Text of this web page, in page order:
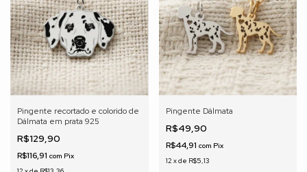
Pingente recortado e colorido de
Dálmata em prata 925
R$129,90
R$116,91 com Pix
Pingente Dálmata
R$49,90
R$44,91 com Pix
12 xde R$5,13